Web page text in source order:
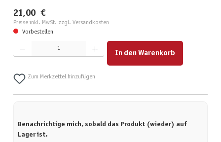
21,00 €
Preise inkl. MwSt. zzgl. Versandkosten
Vorbestellen
Produkt Anzahl: Gib den gewünschten Wert ein oder benutze die Schaltflächen um die Anzahl zu
In den Warenkorb
Zum Merkzettel hinzufügen
Benachrichtige mich, sobald das Produkt (wieder) auf
Lager ist.